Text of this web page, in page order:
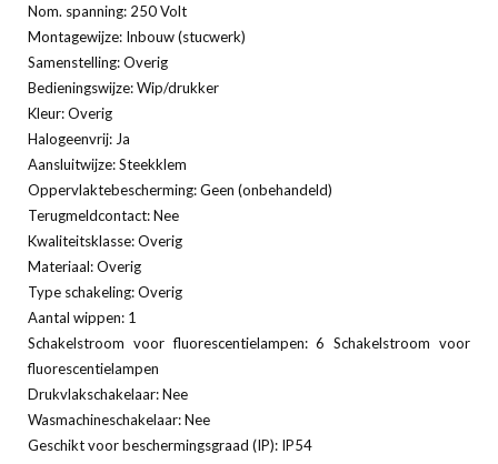
Nom. spanning: 250 Volt
Montagewijze: Inbouw (stucwerk)
Samenstelling: Overig
Bedieningswijze: Wip/drukker
Kleur: Overig
Halogeenvrij: Ja
Aansluitwijze: Steekklem
Oppervlaktebescherming: Geen (onbehandeld)
Terugmeldcontact: Nee
Kwaliteitsklasse: Overig
Materiaal: Overig
Type schakeling: Overig
Aantal wippen: 1
Schakelstroom voor fluorescentielampen: 6 Schakelstroom voor
fluorescentielampen
Drukvlakschakelaar: Nee
Wasmachineschakelaar: Nee
Geschikt voor beschermingsgraad (IP): IP54